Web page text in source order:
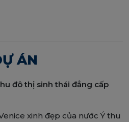
ÁN
đô thị sinh thái đẳng cấp
xinh đẹp của nước Ý thu